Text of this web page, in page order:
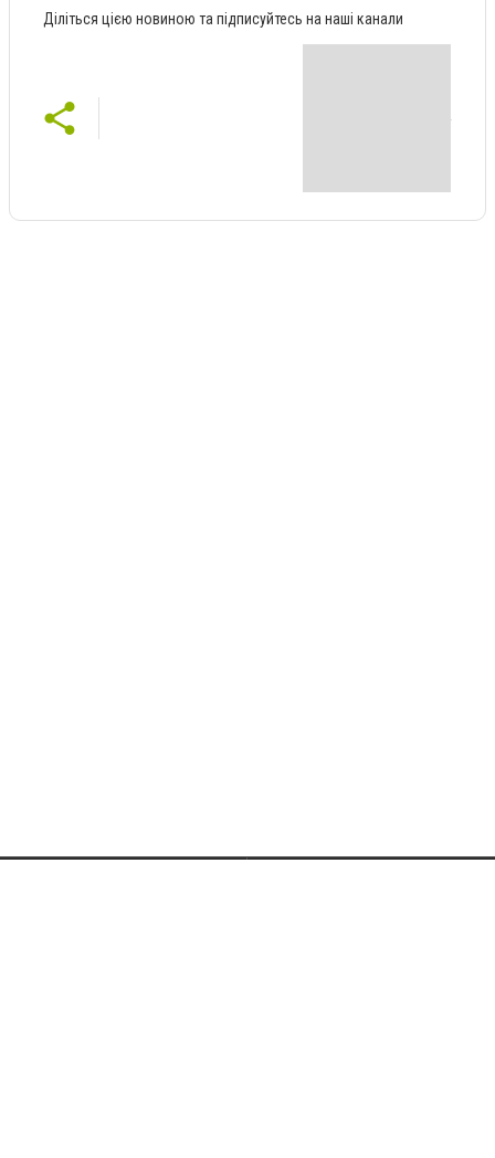
Діліться цією новиною та підписуйтесь на наші канали